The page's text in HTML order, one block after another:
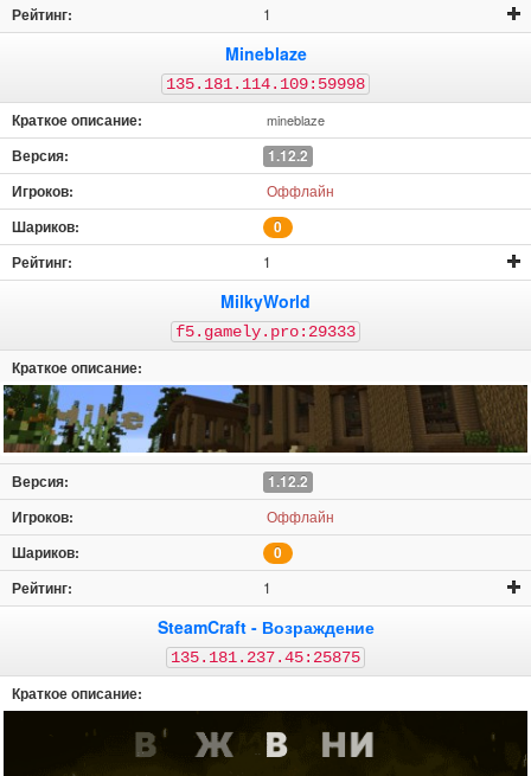
1
Mineblaze
135.181.114.109:59998
mineblaze
1.12.2
Оффлайн
0
1
MilkyWorld
f5.gamely.pro:29333
1.12.2
Оффлайн
0
1
SteamCraft - Возраждение
135.181.237.45:25875